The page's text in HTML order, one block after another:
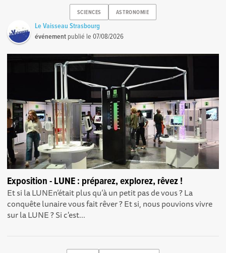
SCIENCES ASTRONOMIE
Le Vaisseau Strasbourg
événement publié le07/08/2026
Exposition - LUNE : préparez, explorez, rêvez !
Et si la LUNEn’était plus qu’à un petit pas de vous ? La
conquête lunaire vous fait rêver ? Et si, nous pouvions vivre
sur la LUNE ? Si c'est...